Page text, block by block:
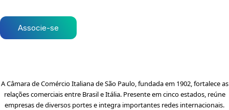
Associe-se
A Câmara de Comércio Italiana de São Paulo, fundada em 1902, fortalece as
relações comerciais entre Brasil e Itália. Presente em cinco estados, reúne
empresas de diversos portes e integra importantes redes internacionais.